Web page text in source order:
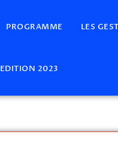
PROGRAMME LES
EDITION 2023